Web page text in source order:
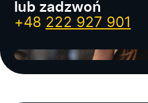
lub zadzwoń
+48 222 927 901